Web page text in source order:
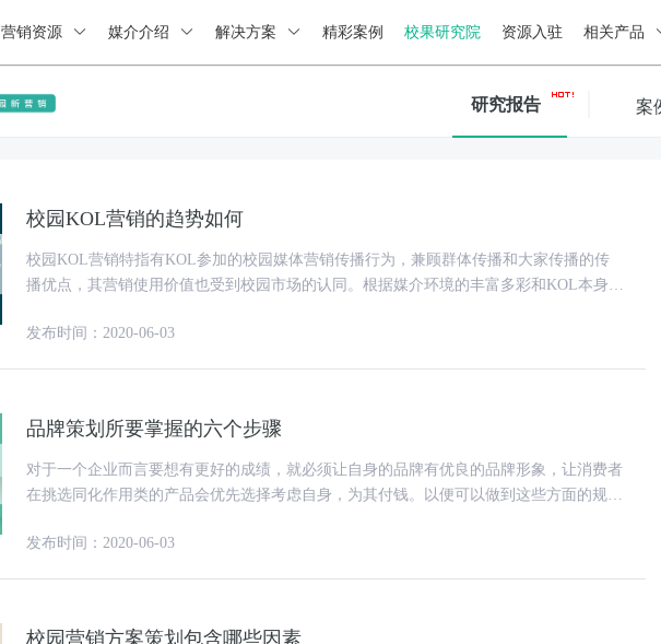
营销资源 媒介介绍 解决方案 精彩案例 校果研究院 资源入驻 相关产品
研究报告 案
校园KOL营销的趋势如何
校园KOL营销特指有KOL参加的校园媒体营销传播行为，兼顾群体传播和大家传播的传
播优点，其营销使用价值也受到校园市场的认同。根据媒介环境的丰富多彩和KOL本身的
发布时间：2020-06-03
品牌策划所要掌握的六个步骤
对于一个企业而言要想有更好的成绩，就必须让自身的品牌有优良的品牌形象，让消费者
在挑选同化作用类的产品会优先选择考虑自身，为其付钱。以便可以做到这些方面的规
发布时间：2020-06-03
校园营销方案策划包含哪些因素